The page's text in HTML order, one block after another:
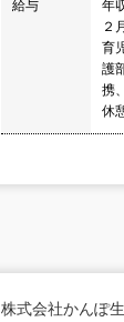
給与
年
２
育
護
携
休
株式会社かんぽ